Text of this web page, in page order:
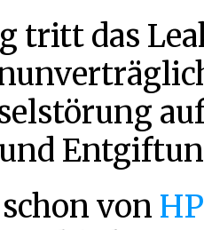
tritt das
und
von